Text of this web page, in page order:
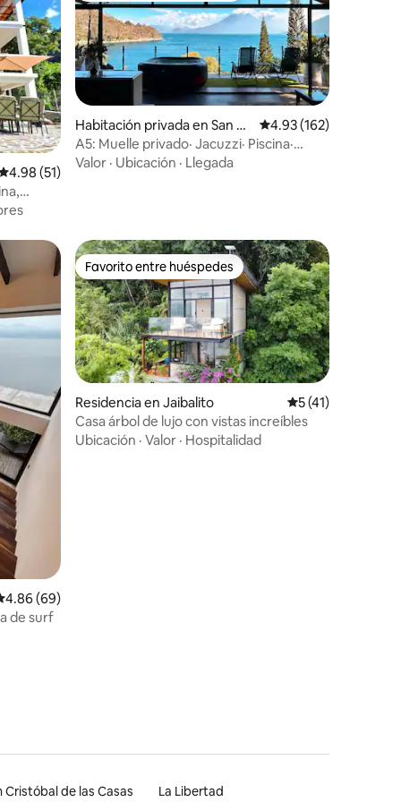
promedio: 4.98 de 5; 51 evaluaciones
4.98 (51)
Habitación privada en San Pa
blo La Laguna
Calificación promedio:
4.93 (162)
A5: Muelle privado· Jacuzzi· Piscina·
Restaurante
Valor · Ubicación · Llegada
promedio: 4.86 de 5; 69 evaluaciones
4.86 (69)
de surf
Favorito entre huéspedes
Favorito entre huéspedes
Residencia en Jaibalito Calificación
5 (41)
Casa árbol de lujo con vistas increíbles
Ubicación · Valor · Hospitalidad
Cristóbal de las Casas
La Libertad